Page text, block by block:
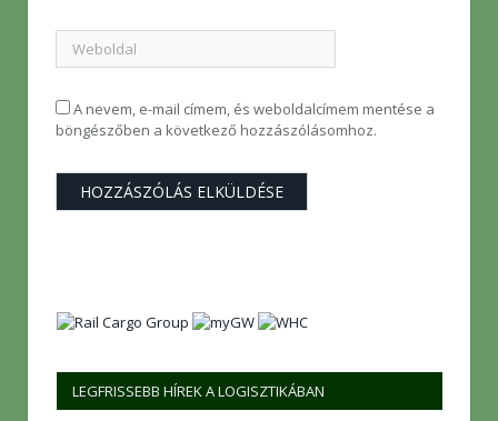
A nevem, e-mail címem, és weboldalcímem mentése a
böngészőben a következő hozzászólásomhoz.
LEGFRISSEBB HÍREK A LOGISZTIKÁBAN